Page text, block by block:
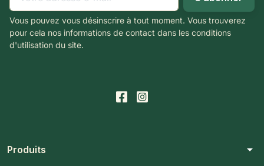
Vous pouvez vous désinscrire à tout moment. Vous trouverez
pour cela nos informations de contact dans les conditions
d'utilisation du site.
Produits arrow_drop_down